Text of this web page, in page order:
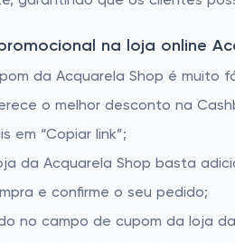
na loja online
da Acquarela Shop é muito
o melhor desconto na
em “Copiar link”;
da Acquarela Shop basta
e confirme o seu pedido;
no campo de cupom da loja